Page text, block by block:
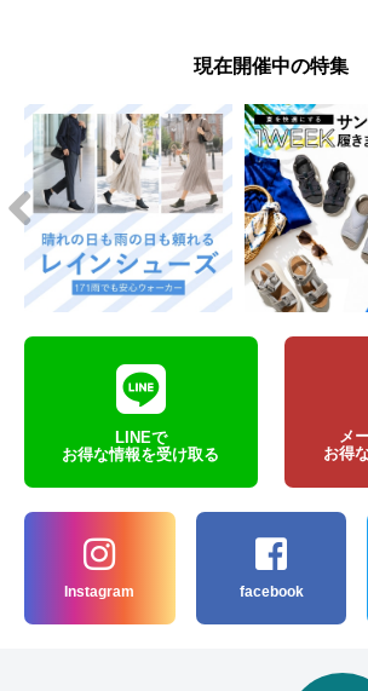
現在開催中の特集
LINEで
お得な情報を受け取る
メ
お得
Instagram facebook